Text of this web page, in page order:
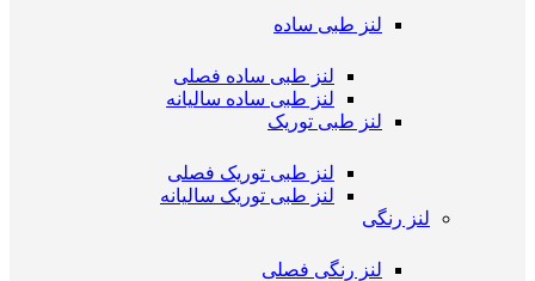
لنز طبی ساده
لنز طبی ساده فصلی
لنز طبی ساده سالیانه
لنز طبی توریک
لنز طبی توریک فصلی
لنز طبی توریک سالیانه
لنز رنگی
لنز رنگی فصلی